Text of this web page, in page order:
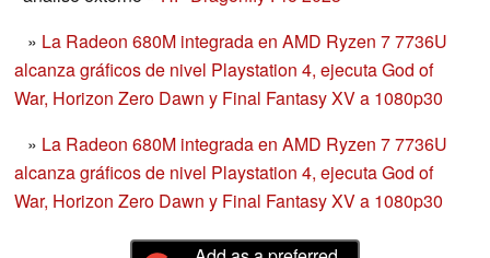
» La Radeon 680M integrada en AMD Ryzen 7 7736U
alcanza gráficos de nivel Playstation 4, ejecuta God of
War, Horizon Zero Dawn y Final Fantasy XV a 1080p30
» La Radeon 680M integrada en AMD Ryzen 7 7736U
alcanza gráficos de nivel Playstation 4, ejecuta God of
War, Horizon Zero Dawn y Final Fantasy XV a 1080p30